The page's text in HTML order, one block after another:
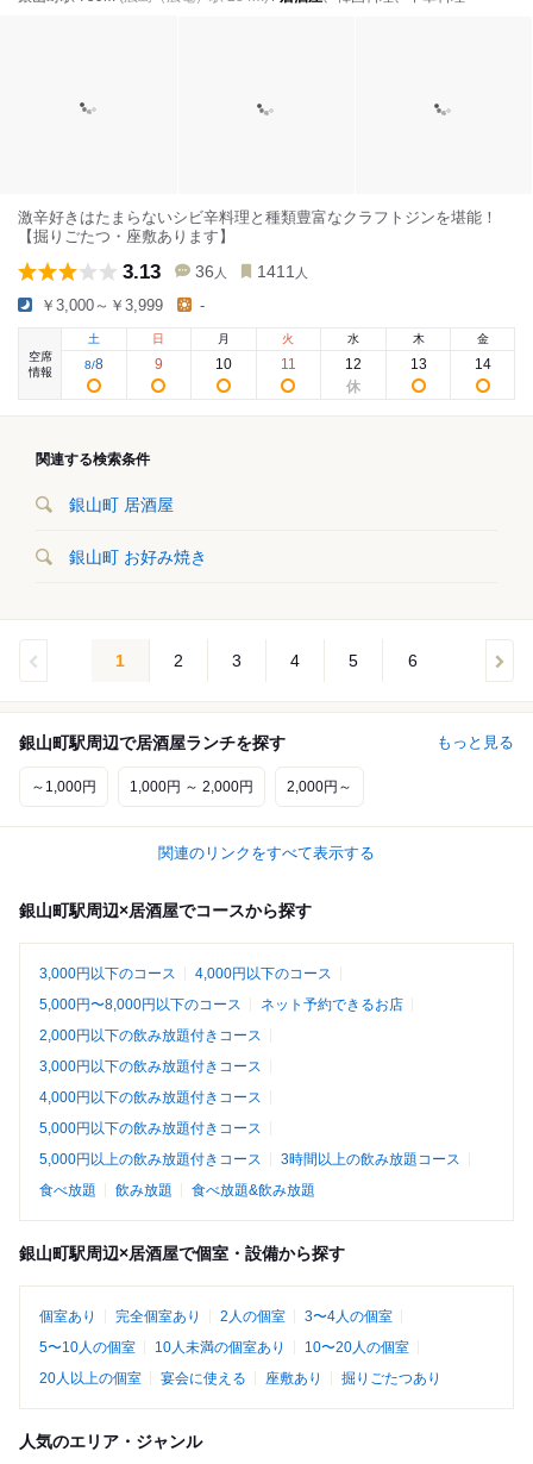
激辛好きはたまらないシビ辛料理と種類豊富なクラフトジンを堪能！
【掘りごたつ・座敷あります】
3.13 36 人 1411 人
￥3,000～￥3,999 -
空席
情報
土
8/8
日
9
月
10
火
11
水
12
木
13
金
14
関連する検索条件
銀山町 居酒屋
銀山町 お好み焼き
1 2 3 4 5 6
銀山町駅周辺で居酒屋ランチを探す もっと見る
～1,000円 1,000円 ～ 2,000円 2,000円～
関連のリンクをすべて表示する
銀山町駅周辺×居酒屋でコースから探す
3,000円以下のコース
4,000円以下のコース
5,000円〜8,000円以下のコース
ネット予約できるお店
2,000円以下の飲み放題付きコース
3,000円以下の飲み放題付きコース
4,000円以下の飲み放題付きコース
5,000円以下の飲み放題付きコース
5,000円以上の飲み放題付きコース
3時間以上の飲み放題コース
食べ放題
飲み放題 食べ放題&飲み放題
銀山町駅周辺×居酒屋で個室・設備から探す
個室あり 完全個室あり 2人の個室
3〜4人の個室
5〜10人の個室
10人未満の個室あり
10〜20人の個室
20人以上の個室
宴会に使える 座敷あり 掘りごたつあり
人気のエリア・ジャンル